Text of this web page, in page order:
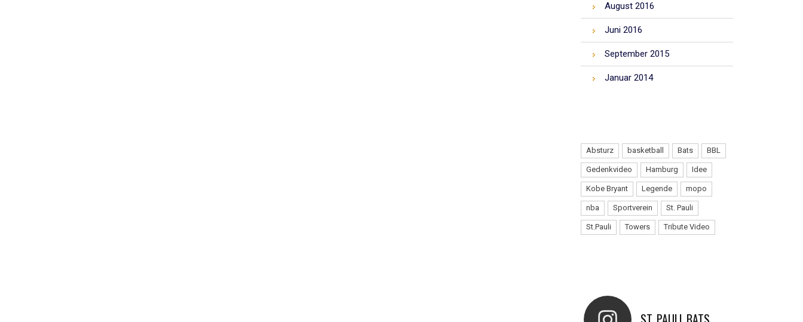
August 2016
Juni 2016
September 2015
Januar 2014
Absturz basketball Bats BBL
Gedenkvideo Hamburg Idee
Kobe Bryant Legende mopo
nba Sportverein St. Pauli
St.Pauli Towers Tribute Video